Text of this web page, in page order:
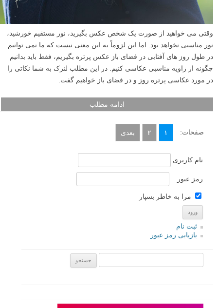
وقتی می خواهید از صورت یک شخص عکس بگیرید، نور مستقیم خورشید،
نور مناسبی نخواهد بود. اما این لزوماً به این معنی نیست که ما نمی توانیم
چگونه از زاویه مناسبی عکاسی کنیم. در این مطلب لنزک به شما نکاتی را
در مورد عکاسی پرتره روز و در فضای باز خواهیم گفت.
صفحات: ۱ ۲ بعدی